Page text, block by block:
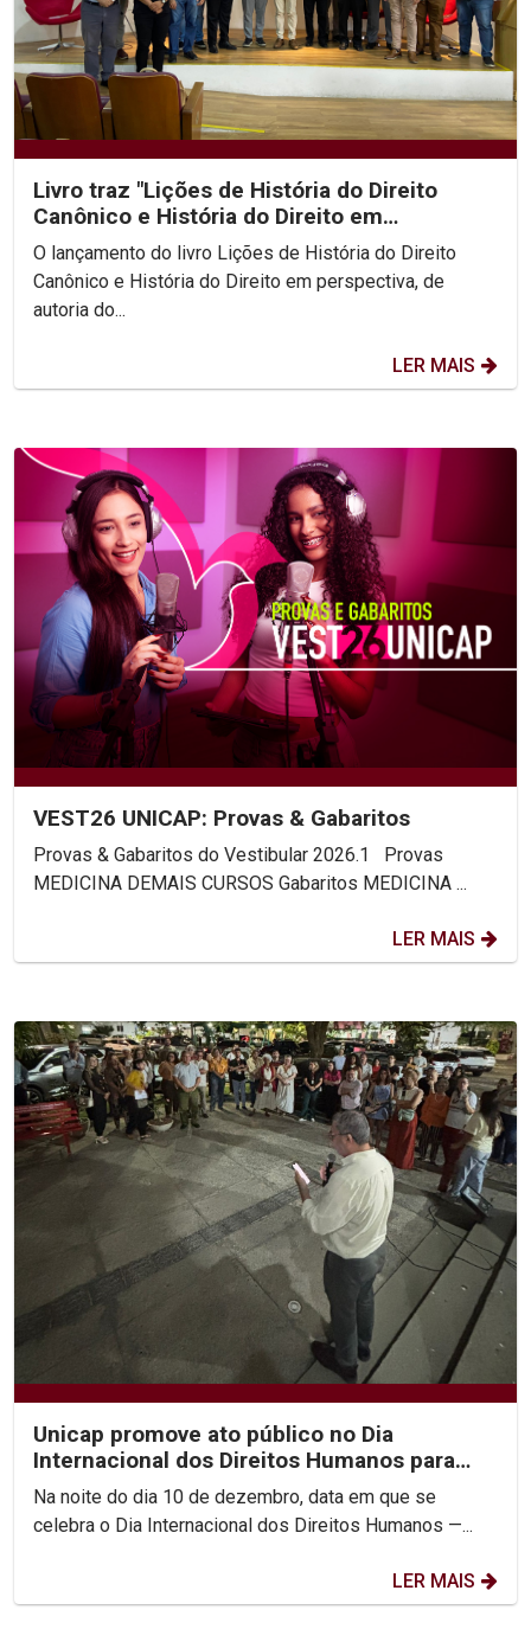
Livro traz "Lições de História do Direito
Canônico e História do Direito em
perspectiva"
O lançamento do livro Lições de História do Direito
Canônico e História do Direito em perspectiva, de
autoria do...
LER MAIS
VEST26 UNICAP: Provas & Gabaritos
Provas & Gabaritos do Vestibular 2026.1 Provas
MEDICINA DEMAIS CURSOS Gabaritos MEDICINA ...
LER MAIS
Unicap promove ato público no Dia
Internacional dos Direitos Humanos para
combater feminicídio e...
Na noite do dia 10 de dezembro, data em que se
celebra o Dia Internacional dos Direitos Humanos —...
LER MAIS